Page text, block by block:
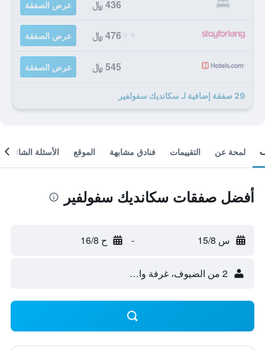
436 ﷼ عرض الصفقة
476 ﷼ عرض الصفقة
545 ﷼ عرض الصفقة
29 صفقة إضافية لـ سكانديك سفولفير
لمحة عن التقييمات فنادق مشابهة الموقع الأسئلة الشائعة
أفضل صفقات سكانديك سفولفير
س 15/8 - ح 16/8
2 من الضيوف، غرفة واحدة